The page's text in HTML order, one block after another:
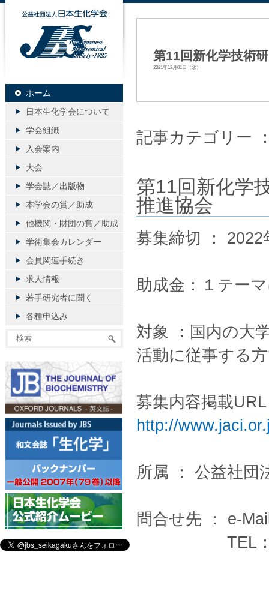
第11回新化学技術
2021年12月01日（水）
記事カテゴリー
第11回新化学
推進協会
募集締切 ： 2022
助成金：１テー
対象 ：国内の大
活動に従事する
募集内容掲載
http://
所属 ： 公益社団
問合せ先 ： e-
TEL：03-
公益社団法人日本生化学会
ホーム
日本生化学会について
学会組織
入会案内
大会
学会誌／出版物
本学会の賞／助成
他機関・財団の賞／助成
学術集会カレンダー
会員関連手続き
求人情報
若手研究者に聞く
各種申込み